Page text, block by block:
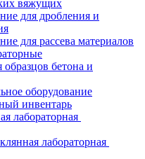
вяжущих
для дробления и
для рассева материалов
бетона и
оборудование
инвентарь
лабораторная
лабораторная